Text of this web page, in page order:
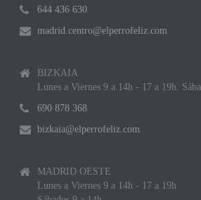
644 436 630
madrid.centro@elperrofeliz.com
BIZKAIA
Lunes a Viernes 9 a 14h - 17 a 19h.
690 878 368
bizkaia@elperrofeliz.com
MADRID OESTE
Lunes a Viernes 9 a 14h - 17 a 19h